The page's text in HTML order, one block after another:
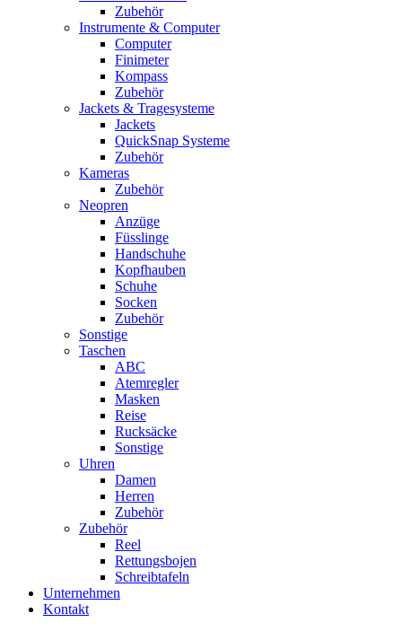
Zubehör
Instrumente & Computer
Computer
Finimeter
Kompass
Zubehör
Jackets & Tragesysteme
Jackets
QuickSnap Systeme
Zubehör
Kameras
Zubehör
Neopren
Anzüge
Füsslinge
Handschuhe
Kopfhauben
Schuhe
Socken
Zubehör
Sonstige
Taschen
ABC
Atemregler
Masken
Reise
Rucksäcke
Sonstige
Uhren
Damen
Herren
Zubehör
Zubehör
Reel
Rettungsbojen
Schreibtafeln
Unternehmen
Kontakt